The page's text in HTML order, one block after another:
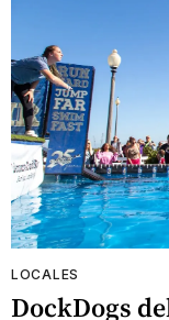
LOCALES
DockDogs